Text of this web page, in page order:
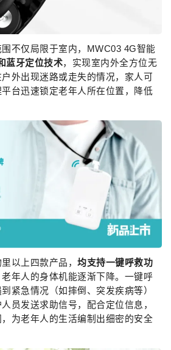
不仅局限于室内，MWC03 4G智能
蓝牙定位技术，实现室内外全方位无
外出现迷路或走失的情况，家人可
台迅速锁定老年人所在位置，降低
以上四款产品， 均支持一键呼救功
年人的身体机能逐渐下降。一键呼
紧急情况（如摔倒、突发疾病等）
员发送求助信号，配合定位信息，
为老年人的生活编制出细密的安全